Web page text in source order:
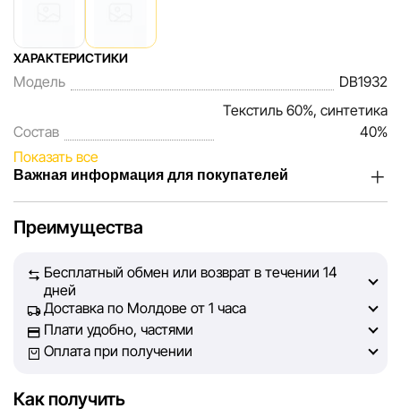
ХАРАКТЕРИСТИКИ
Модель DB1932
Состав
Текстиль 60%, синтетика
40%
Показать все
Важная информация для покупателей
наших покупателей. Каждый день мы работаем над тем,
на сайте, была максимально полной, объективной и
актуальной. Наша цель — обеспечить вас достоверной
информацией, чтобы вы смогли принять лучшее
решение о покупке.
не может гарантировать абсолютную точность всех
Преимущества
Бесплатный обмен или возврат в течении 14
дней
Доставка по Молдове от 1 часа
Плати удобно, частями
Оплата при получении
Как получить